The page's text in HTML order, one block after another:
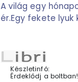
A világ egy
ér.Egy fekete lyuk
Egy életnyi
Készletinfó:
Érdeklődj a boltban!